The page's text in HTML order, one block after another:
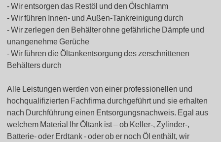
Wir entsorgen das Restöl und den Ölschlamm
Wir führen Innen- und Außen-Tankreinigung durch
Wir zerlegen den Behälter ohne gefährliche Dämpfe und
unangenehme Gerüche
Wir führen die Öltankentsorgung des zerschnittenen
Behälters durch
Alle Leistungen werden von einer professionellen und
hochqualifizierten Fachfirma durchgeführt und sie erhalten
nach Durchführung einen Entsorgungsnachweis. Egal aus
welchem Material Ihr Öltank ist – ob Keller-, Zylinder-,
Batterie- oder Erdtank - oder ob er noch Öl enthält, wir